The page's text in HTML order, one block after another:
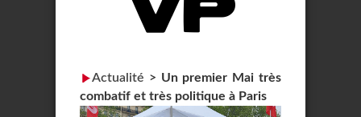
Actualité > Un premier Mai très
combatif et très politique à Paris